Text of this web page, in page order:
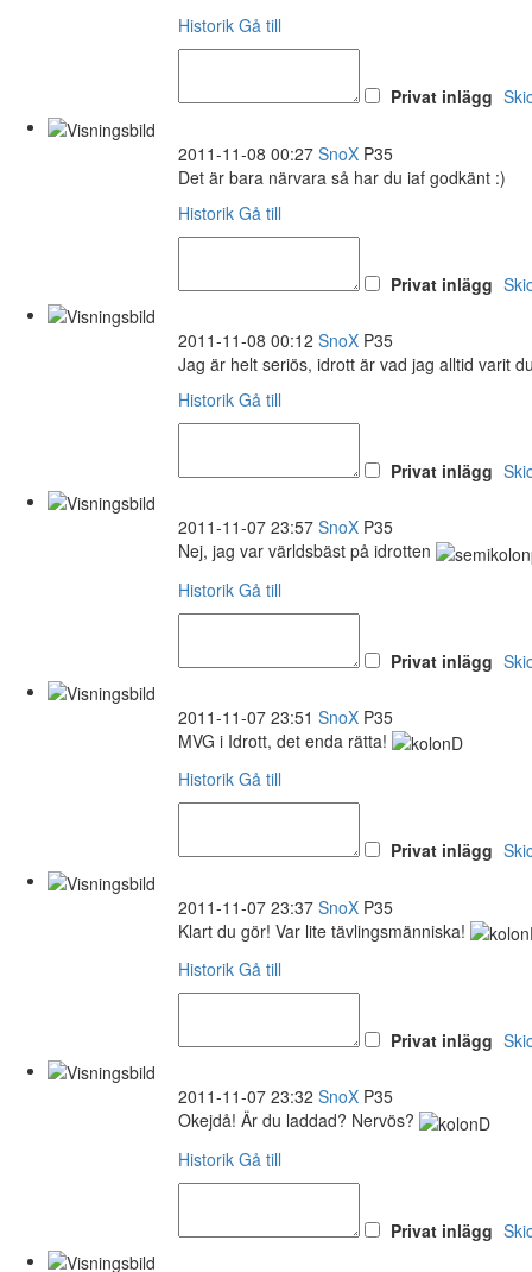
Historik Gå till
Privat inlägg
2011-11-08 00:27 SnoX P35
Det är bara närvara så har du iaf godkänt :)
Historik Gå till
Privat inlägg
2011-11-08 00:12 SnoX P35
Jag är helt seriös, idrott är vad jag alltid varit
Historik Gå till
Privat inlägg
2011-11-07 23:57 SnoX P35
Nej, jag var världsbäst på idrotten
Historik Gå till
Privat inlägg
2011-11-07 23:51 SnoX P35
MVG i Idrott, det enda rätta!
Historik Gå till
Privat inlägg
2011-11-07 23:37 SnoX P35
Klart du gör! Var lite tävlingsmänniska!
Historik Gå till
Privat inlägg
2011-11-07 23:32 SnoX P35
Okejdå! Är du laddad? Nervös?
Historik Gå till
Privat inlägg